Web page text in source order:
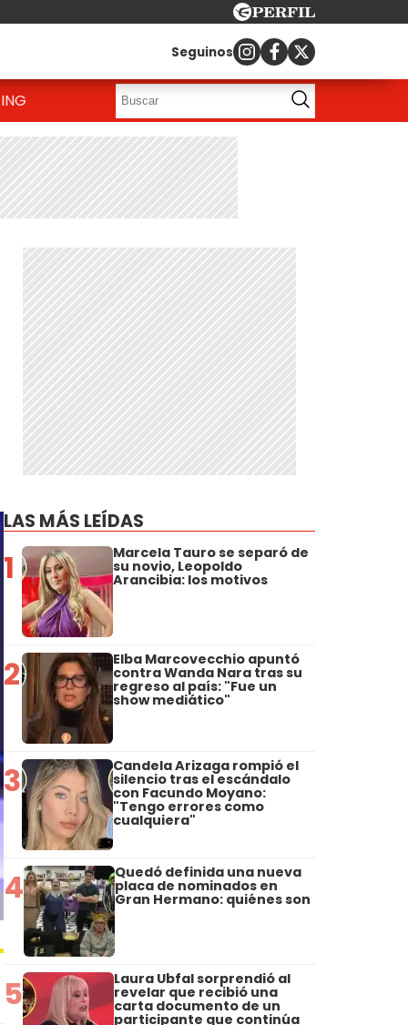
Seguinos
LAS MÁS LEÍDAS
1 Marcela Tauro se separó de
su novio, Leopoldo
Arancibia: los motivos
2 Elba Marcovecchio apuntó
contra Wanda Nara tras su
regreso al país: "Fue un
show mediático"
3 Candela Arizaga rompió el
silencio tras el escándalo
con Facundo Moyano:
"Tengo errores como
cualquiera"
4 Quedó definida una nueva
placa de nominados en
Gran Hermano: quiénes son
5 Laura Ubfal sorprendió al
revelar que recibió una
carta documento de un
participante que continúa